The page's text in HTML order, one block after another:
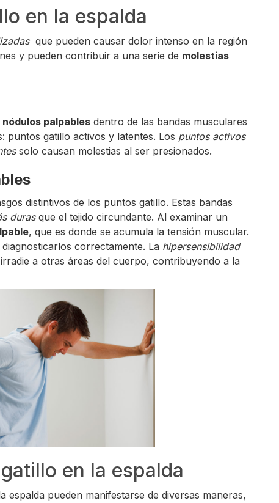
en la espalda
que pueden causar dolor intenso en la región
y pueden contribuir a una serie de molestias
nódulos palpables dentro de las bandas musculares
puntos gatillo activos y latentes. Los puntos activos
solo causan molestias al ser presionados.
distintivos de los puntos gatillo. Estas bandas
durasque el tejido circundante. Al examinar un
, que es donde se acumula la tensión muscular.
correctamente. La hipersensibilidad
a otras áreas del cuerpo, contribuyendo a la
en la espalda
espalda pueden manifestarse de diversas maneras,